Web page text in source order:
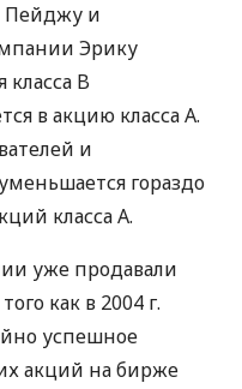
Пейджу и
Эрику
B
в акцию класса A.
и
гораздо
класса А.
уже продавали
как в 2004 г.
успешное
акций на бирже